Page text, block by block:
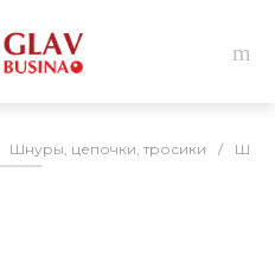
Шнуры, цепочки, тросики /